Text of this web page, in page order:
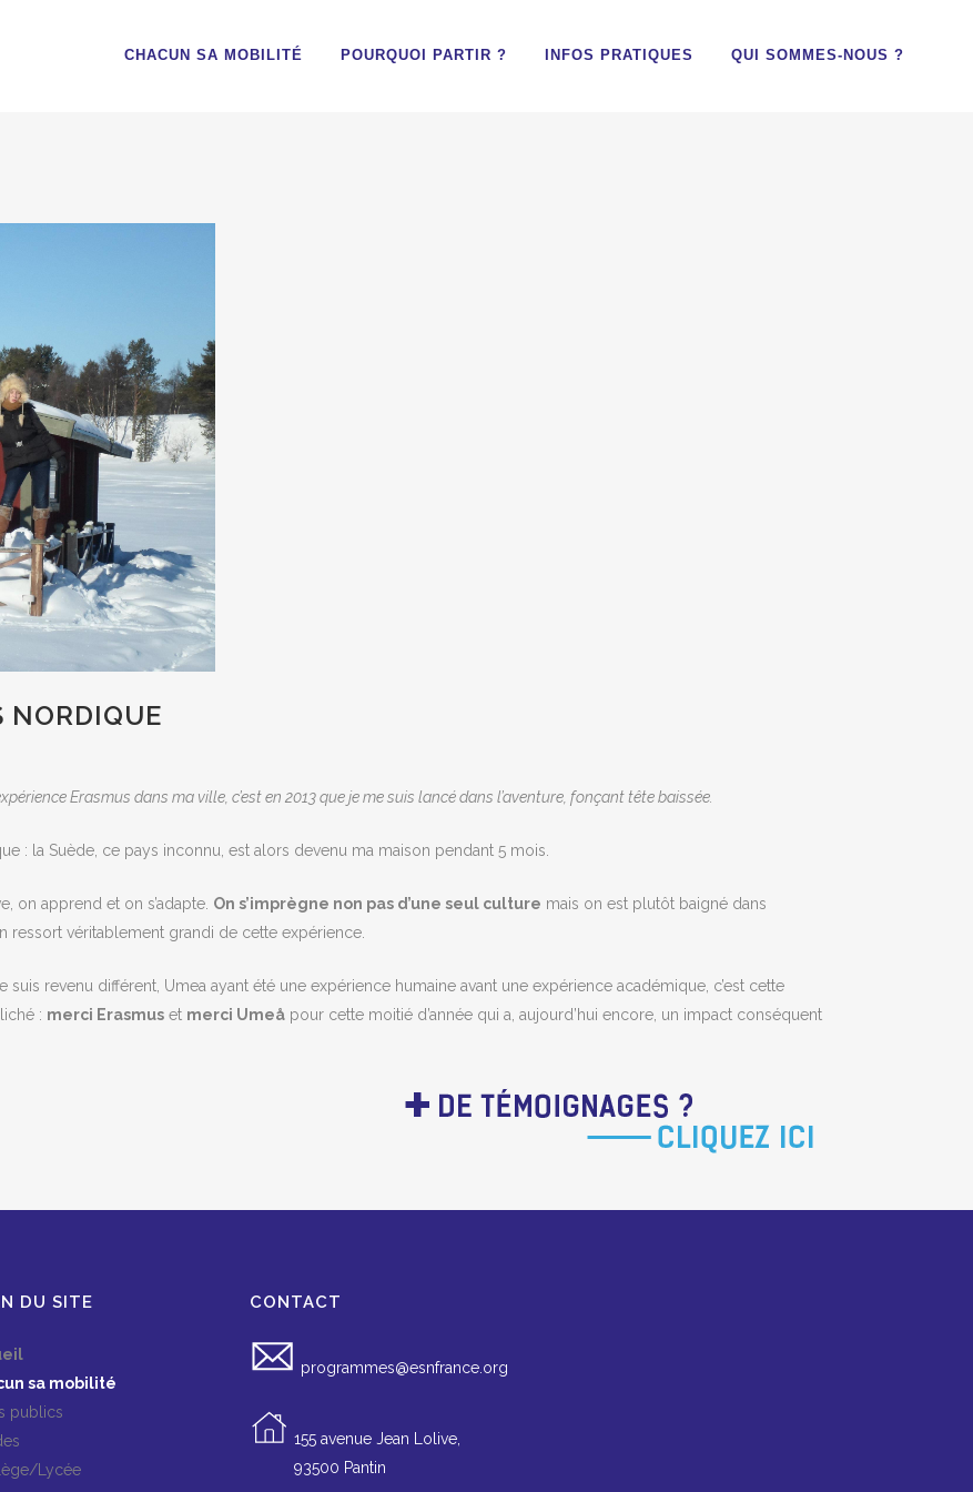
CHACUN SA MOBILITÉ POURQUOI PARTIR ? INFOS PRATIQUES QUI SOMMES-NOUS ?
NORDIQUE
Erasmus dans ma ville, c’est en 2013 que je me suis lancé dans l’aventure, fonçant tête baissée.
: la Suède, ce pays inconnu, est alors devenu ma maison pendant 5 mois.
on apprend et on s’adapte. On s’imprègne non pas d’une seul culture mais on est plutôt baigné dans
ressort véritablement grandi de cette expérience.
suis revenu différent, Umea ayant été une expérience humaine avant une expérience académique, c’est cette
: merci Erasmus et merci Umeå pour cette moitié d’année qui a, aujourd’hui encore, un impact conséquent
DU SITE
sa mobilité
Lycée
CONTACT
programmes@esnfrance.org
155 avenue Jean Lolive,
93500 Pantin